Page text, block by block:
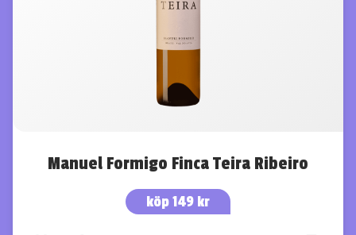
Manuel Formigo Finca Teira Ribeiro
köp 149 kr